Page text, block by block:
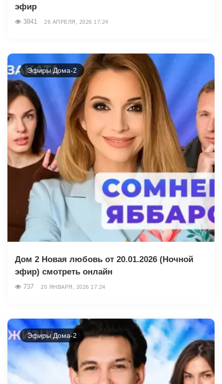
эфир
3841 26 АПРЕЛЯ, 2026 17:24
Эфиры Дома-2
Дом 2 Новая любовь от 20.01.2026 (Ночной
эфир) смотреть онлайн
737 20 ЯНВАРЯ, 2026 17:24
Эфиры Дома-2